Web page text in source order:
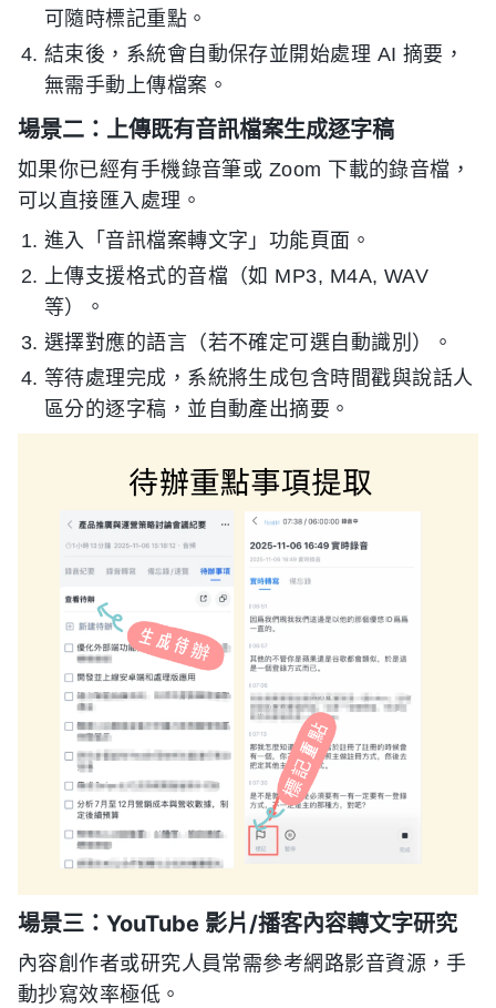
可隨時標記重點。
結束後，系統會自動保存並開始處理 AI 摘要，
無需手動上傳檔案。
場景二：上傳既有音訊檔案生成逐字稿
如果你已經有手機錄音筆或 Zoom 下載的錄音檔，
可以直接匯入處理。
進入「音訊檔案轉文字」功能頁面。
上傳支援格式的音檔（如 MP3, M4A, WAV
等）。
選擇對應的語言（若不確定可選自動識別）。
等待處理完成，系統將生成包含時間戳與說話人
區分的逐字稿，並自動產出摘要。
場景三：YouTube 影片/播客內容轉文字研究
內容創作者或研究人員常需參考網路影音資源，手
動抄寫效率極低。